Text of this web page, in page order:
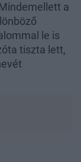
a
le is
tiszta lett,